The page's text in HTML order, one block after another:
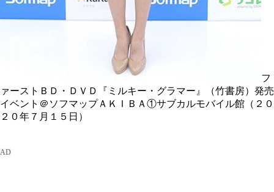
フ
ァーストＢＤ・ＤＶＤ『ミルキー・グラマー』（竹書房）発売
イベント＠ソフマップＡＫＩＢＡ①サブカルモバイル館（２０
２０年７月１５日）